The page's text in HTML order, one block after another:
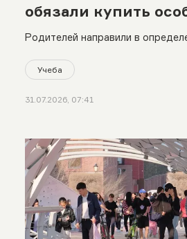
обязали купить
Родителей направили в
Учеба
31.07.2026, 07:41